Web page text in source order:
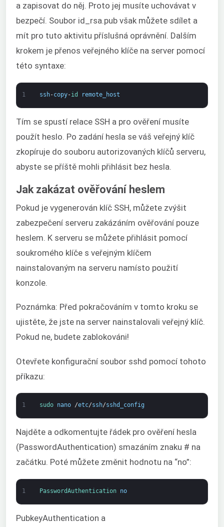
a zapisovat do něj. Proto jej musíte uchovávat v
bezpečí. Soubor id_rsa.pub však můžete sdílet a
mít pro tuto aktivitu příslušná oprávnění. Dalším
krokem je přenos veřejného klíče na server pomocí
této syntaxe:
1 ssh-copy-id remote_host
Tím se spustí relace SSH a pro ověření musíte
použít heslo. Po zadání hesla se váš veřejný klíč
zkopíruje do souboru autorizovaných klíčů serveru,
abyste se příště mohli přihlásit bez hesla.
Jak zakázat ověřování heslem
Pokud je vygenerován klíč SSH, můžete zvýšit
zabezpečení serveru zakázáním ověřování pouze
heslem. K serveru se můžete přihlásit pomocí
soukromého klíče s veřejným klíčem
nainstalovaným na serveru namísto použití
konzole.
Poznámka: Před pokračováním v tomto kroku se
ujistěte, že jste na server nainstalovali veřejný klíč.
Pokud ne, budete zablokováni!
Otevřete konfigurační soubor sshd pomocí tohoto
příkazu:
1 sudo nano /etc/ssh/sshd_config
Najděte a odkomentujte řádek pro ověření hesla
(PasswordAuthentication) smazáním znaku # na
začátku. Poté můžete změnit hodnotu na “no”:
1 PasswordAuthentication no
PubkeyAuthentication a